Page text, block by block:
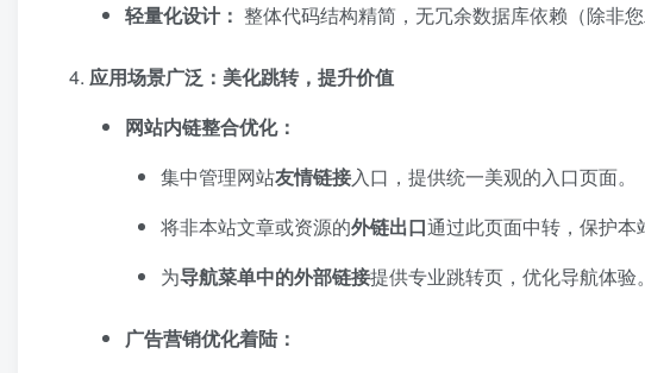
轻量化设计：​ 整体代码结构精简，无冗余数据库依赖（除非
应用场景广泛：美化跳转，提升价值
网站内链整合优化：​
集中管理网站友情链接入口，提供统一美观的入口页面。
将非本站文章或资源的外链出口通过此页面中转，保护本
为导航菜单中的外部链接提供专业跳转页，优化导航体验。​
广告营销优化着陆：​